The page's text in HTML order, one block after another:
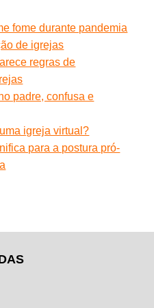
fome durante pandemia
de igrejas
regras de
padre, confusa e
igreja virtual?
para a postura pró-